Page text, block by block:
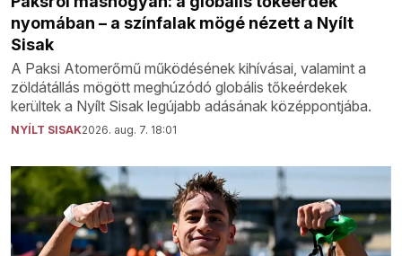
nyomában – a színfalak mögé nézett a Nyílt
Sisak
A Paksi Atomerőmű működésének kihívásai, valamint a
zöldátállás mögött meghúzódó globális tőkeérdekek
kerültek a Nyílt Sisak legújabb adásának középpontjába.
NYÍLT SISAK2026. aug. 7. 18:01